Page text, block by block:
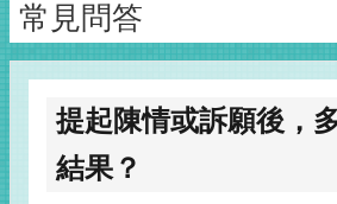
常見問答
提起陳情或訴願後，
結果？